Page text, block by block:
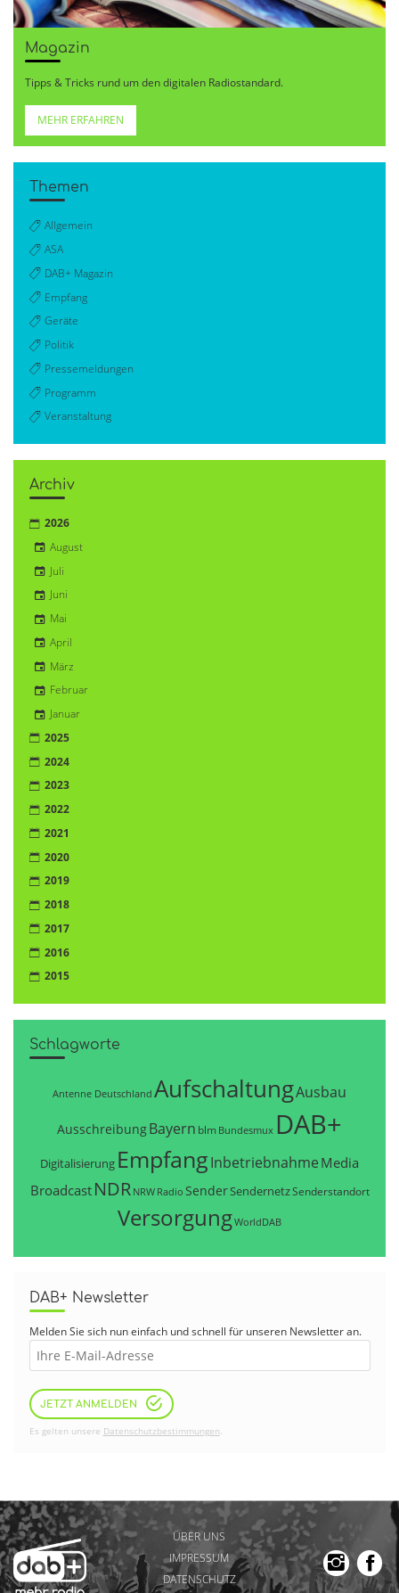
Magazin
Tipps & Tricks rund um den digitalen Radiostandard.
MEHR ERFAHREN
Themen
Allgemein
ASA
DAB+ Magazin
Empfang
Geräte
Politik
Pressemeldungen
Programm
Veranstaltung
Archiv
2026
August
Juli
Juni
Mai
April
März
Februar
Januar
2025
2024
2023
2022
2021
2020
2019
2018
2017
2016
2015
Schlagworte
Antenne Deutschland AufschaltungAusbau
AusschreibungBayern blm Bundesmux DAB+
Digitalisierung EmpfangInbetriebnahme Media
Broadcast NDR NRW Radio SenderSendernetzSenderstandort
VersorgungWorldDAB
DAB+ Newsletter
Melden Sie sich nun einfach und schnell für unseren Newsletter an.
JETZT ANMELDEN
Es gelten unsere Datenschutzbestimmungen.
ÜBER UNS
IMPRESSUM
DATENSCHUTZ